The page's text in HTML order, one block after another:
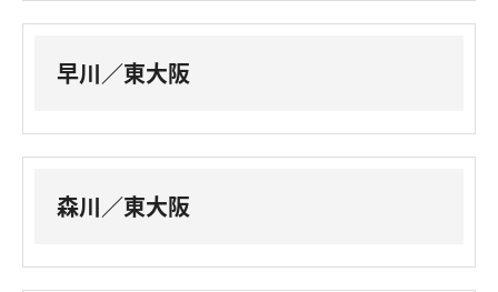
早川／東大阪
森川／東大阪